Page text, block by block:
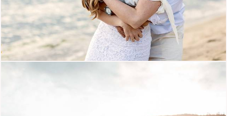
2213 53